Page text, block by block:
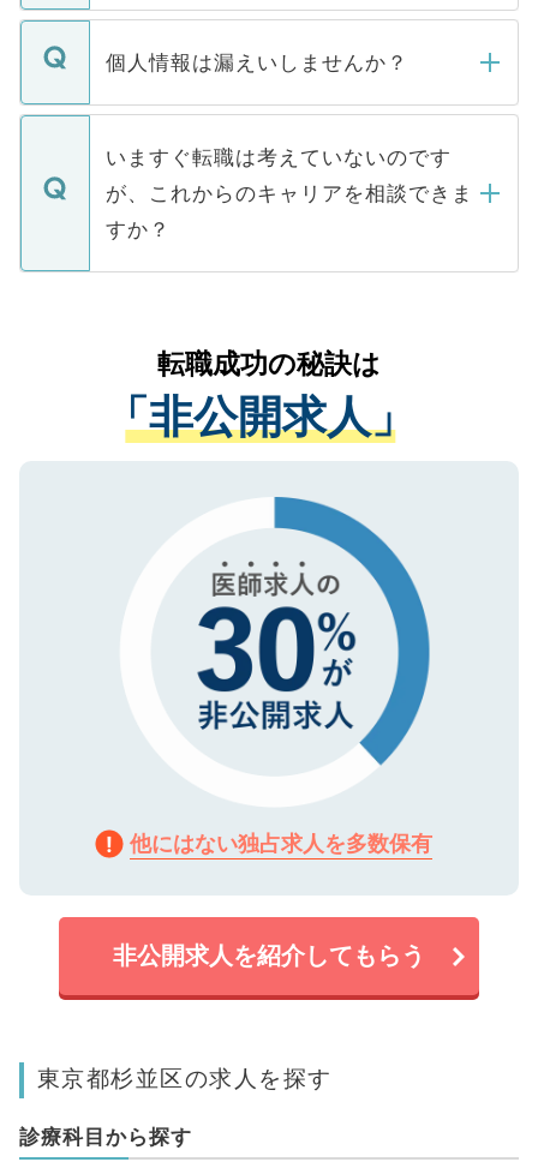
ません。
■応募殺到を避けるため 人気のある医療機
関を公にしてしまうと、応募が殺到する場
に、医療機関が求める条件に合った人材の
みを人材紹介会社に依頼するケースが増え
ています。
転職・入職を強要することは一切ありませ
ん。また、仮に応募先から内定をいただい
定を承諾する必要はありません。内定先へ
の辞退の連絡はキャリアパートナーが行い
個人情報は漏えいしませんか？
個人情報が漏えいすることはありませんの
で、ご安心ください。当サイトからの登録
などで収集したご登録者様の個人情報は、
ご本人のキャリアアップおよび転職活動の
支援を目的に使用いたします。お預かりし
ているすべての個人データはご本人の許可
は、個人情報の取り扱いについての厳密な
管理基準を満たした事業者のみに付与され
る、プライバシーマークを取得済みです。
で、機密保持に関してもご安心ください。
いますぐ転職は考えていないのです
が、これからのキャリアを相談できま
すか？
かがいして、現在の医療機関の状況や紹介
経験をまじえながら、適切なアドバイスを
させていただきます。すぐにご転職をされ
ない方には、長期的なサポートが可能です
ので、まずはご登録ください。
転職成功の秘訣は
「非公開求人」
他にはない独占求人を多数保有
非公開求人を紹介してもらう
東京都杉並区の求人を探す
診療科目から探す